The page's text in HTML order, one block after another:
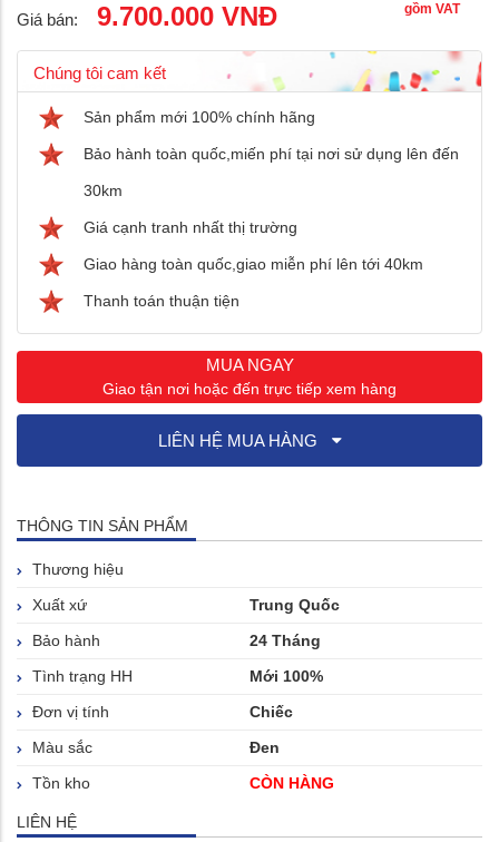
Giá bán: 9.700.000 VNĐ
gồm VAT
Chúng tôi cam kết
Sản phẩm mới 100% chính hãng
Bảo hành toàn quốc,miến phí tại nơi sử dụng lên đến
30km
Giá cạnh tranh nhất thị trường
Giao hàng toàn quốc,giao miễn phí lên tới 40km
Thanh toán thuận tiện
MUA NGAY
Giao tận nơi hoặc đến trực tiếp xem hàng
LIÊN HỆ MUA HÀNG
THÔNG TIN SẢN PHẨM
Thương hiệu
Xuất xứ
Trung Quốc
Bảo hành
24 Tháng
Tình trạng HH
Mới 100%
Đơn vị tính
Chiếc
Màu sắc
Đen
Tồn kho
CÒN HÀNG
LIÊN HỆ